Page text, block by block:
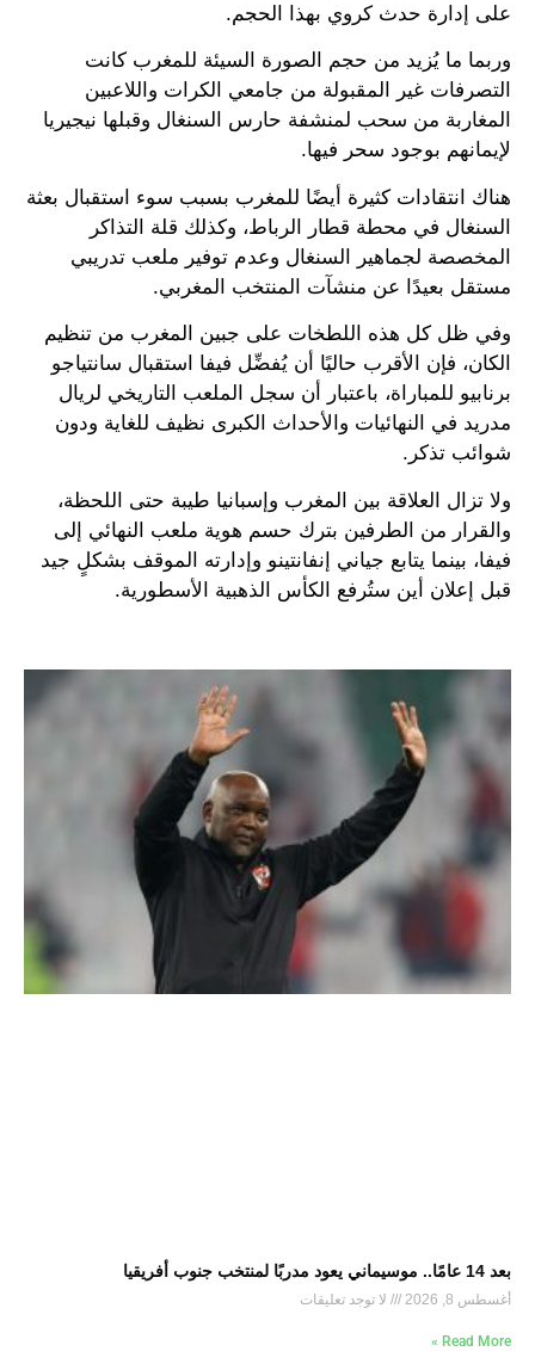
على إدارة حدث كروي بهذا الحجم.
وربما ما يُزيد من حجم الصورة السيئة للمغرب كانت
التصرفات غير المقبولة من جامعي الكرات واللاعبين
المغاربة من سحب لمنشفة حارس السنغال وقبلها نيجيريا
لإيمانهم بوجود سحر فيها.
هناك انتقادات كثيرة أيضًا للمغرب بسبب سوء استقبال بعثة
السنغال في محطة قطار الرباط، وكذلك قلة التذاكر
المخصصة لجماهير السنغال وعدم توفير ملعب تدريبي
مستقل بعيدًا عن منشآت المنتخب المغربي.
وفي ظل كل هذه اللطخات على جبين المغرب من تنظيم
الكان، فإن الأقرب حاليًا أن يُفضِّل فيفا استقبال سانتياجو
برنابيو للمباراة، باعتبار أن سجل الملعب التاريخي لريال
مدريد في النهائيات والأحداث الكبرى نظيف للغاية ودون
شوائب تذكر.
ولا تزال العلاقة بين المغرب وإسبانيا طيبة حتى اللحظة،
والقرار من الطرفين بترك حسم هوية ملعب النهائي إلى
فيفا، بينما يتابع جياني إنفانتينو وإدارته الموقف بشكلٍ جيد
قبل إعلان أين ستُرفع الكأس الذهبية الأسطورية.
بعد 14 عامًا.. موسيماني يعود مدربًا لمنتخب جنوب أفريقيا
أغسطس 8, 2026 لا توجد تعليقات
Read More »